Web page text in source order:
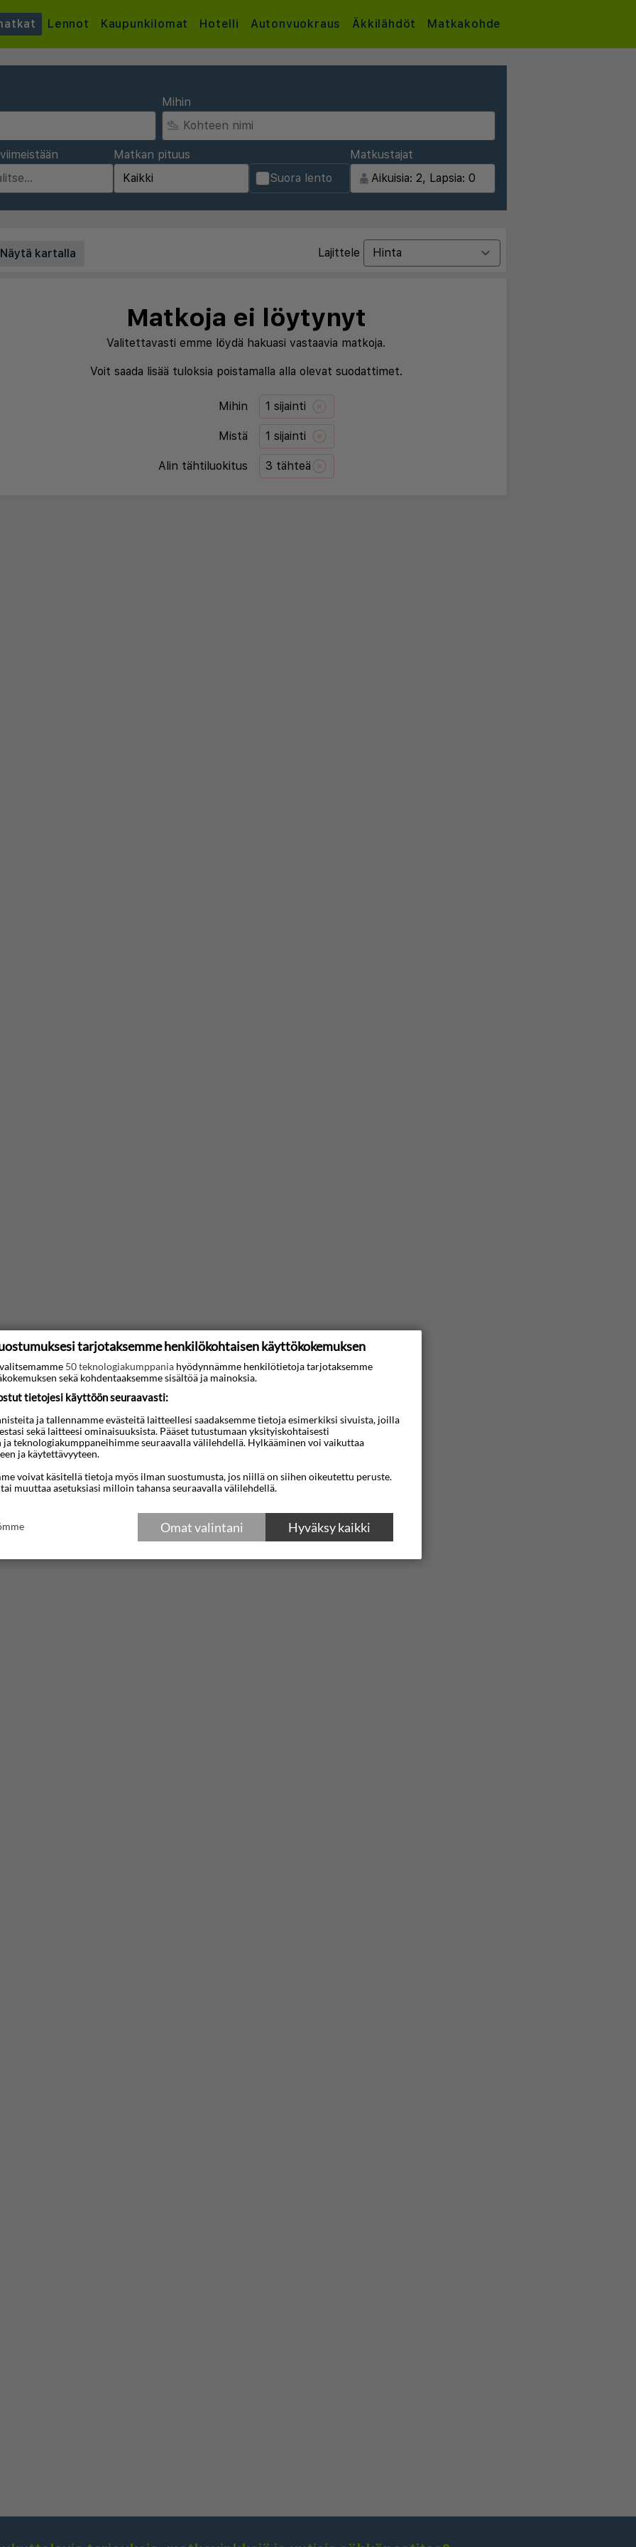
Lennot Kaupunkilomat Hotelli Autonvuokraus Äkkilähdöt Matkakohde
Mihin
Matkan pituus
Suora lento
Matkustajat
Näytä kartalla Lajittele
Matkoja ei löytynyt
Valitettavasti emme löydä hakuasi vastaavia matkoja.
Voit saada lisää tuloksia poistamalla alla olevat suodattimet.
Mihin 1 sijainti
Mistä 1 sijainti
Alin tähtiluokitus 3 tähteä
tarjotaksemme henkilökohtaisen käyttökokemuksen
50 teknologiakumppania hyödynnämme henkilötietoja tarjotaksemme
sekä kohdentaaksemme sisältöä ja mainoksia.
tietojesi käyttöön seuraavasti:
ja tallennamme evästeitä laitteellesi saadaksemme tietoja esimerkiksi sivuista, joilla
sekä laitteesi ominaisuuksista. Pääset tutustumaan yksityiskohtaisesti
teknologiakumppaneihimme seuraavalla välilehdellä. Hylkääminen voi vaikuttaa
ja käytettävyyteen.
voivat käsitellä tietoja myös ilman suostumusta, jos niillä on siihen oikeutettu peruste.
muuttaa asetuksiasi milloin tahansa seuraavalla välilehdellä.
Hyväksy kaikki
Omat valintani